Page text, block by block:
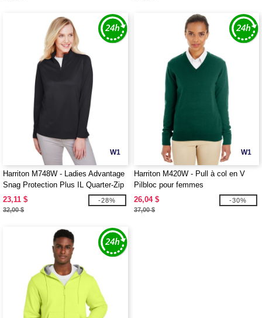
W1
Harriton M748W - Ladies Advantage
Snag Protection Plus IL Quarter-Zip
23,11 $
32,00 $
-28%
W1
Harriton M420W - Pull à col en V
Pilbloc pour femmes
26,04 $
37,00 $
-30%